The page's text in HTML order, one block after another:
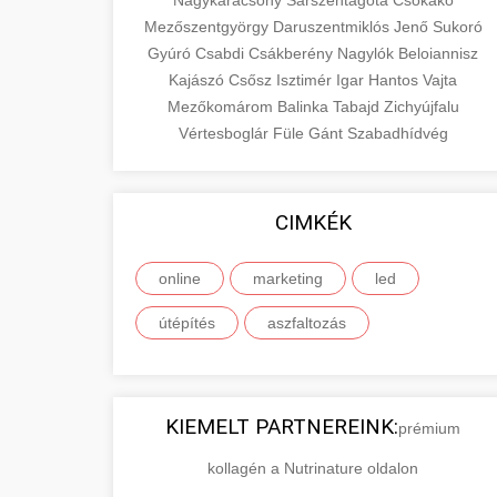
Mezőszentgyörgy Daruszentmiklós Jenő Sukoró
Gyúró Csabdi Csákberény Nagylók Beloiannisz
Kajászó Csősz Isztimér Igar Hantos Vajta
Mezőkomárom Balinka Tabajd Zichyújfalu
Vértesboglár Füle Gánt Szabadhídvég
CIMKÉK
online marketing led
útépítés aszfaltozás
KIEMELT PARTNEREINK:prémium
kollagén a Nutrinature oldalon